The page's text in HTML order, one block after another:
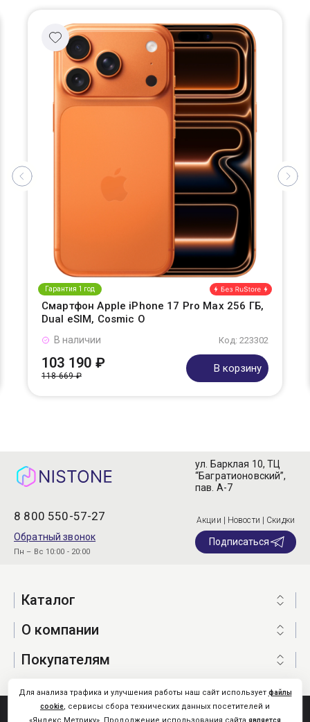
Гарантия 1 год
Смартфон Apple iPhone 17 Pro Max 256 ГБ,
Dual eSIM, Cosmic O
Код: 223302
В наличии
103 190 ₽
118 669 ₽
В корзину
8 800 550-57-27
Обратный звонок
Пн – Вс 10:00 - 20:00
ул. Барклая 10, ТЦ
“Багратионовский”,
пав. А-7
Акции | Новости | Скидки
Подписаться
Каталог
О компании
Покупателям
Nistone.Ru © 2026
Для анализа трафика и улучшения работы наш сайт использует файлы
cookie, сервисы сбора технических данных посетителей и
является